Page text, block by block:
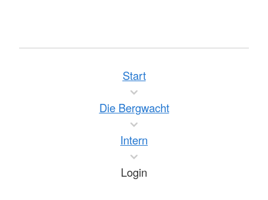
Start
Die Bergwacht
Intern
Login